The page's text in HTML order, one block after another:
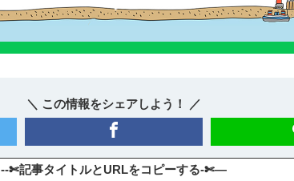
＼ この情報をシェアしよう！ ／
--✄記事タイトルとURLをコピーする-✄—